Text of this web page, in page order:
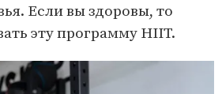
Если вы здоровы, то
эту программу HIIT.